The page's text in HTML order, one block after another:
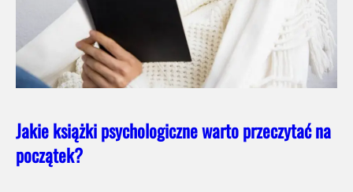
Jakie książki psychologiczne warto przeczytać na
początek?